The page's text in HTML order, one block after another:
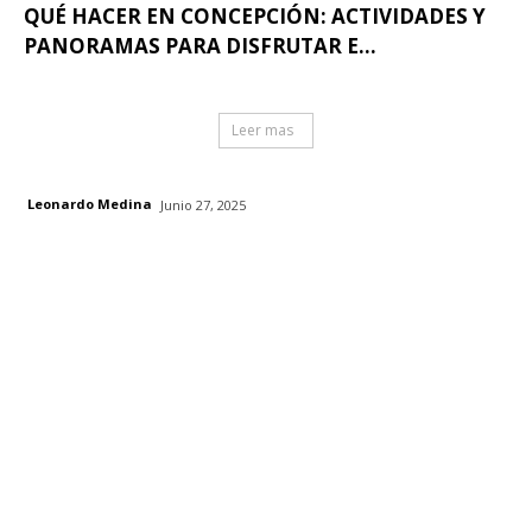
QUÉ HACER EN CONCEPCIÓN: ACTIVIDADES Y
PANORAMAS PARA DISFRUTAR E...
Leer mas
Leonardo Medina Junio 27, 2025